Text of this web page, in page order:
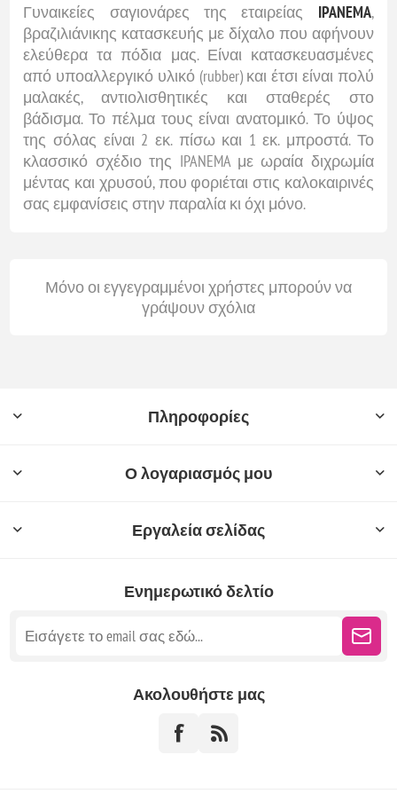
Γυναικείες σαγιονάρες της εταιρείας IPANEMA,
βραζιλιάνικης κατασκευής με δίχαλο που αφήνουν
ελεύθερα τα πόδια μας. Είναι κατασκευασμένες
από υποαλλεργικό υλικό (rubber) και έτσι είναι πολύ
μαλακές, αντιολισθητικές και σταθερές στο
βάδισμα. Το πέλμα τους είναι ανατομικό. Το ύψος
της σόλας είναι 2 εκ. πίσω και 1 εκ. μπροστά. Το
κλασσικό σχέδιο της IPANEMA με ωραία διχρωμία
μέντας και χρυσού, που φοριέται στις καλοκαιρινές
σας εμφανίσεις στην παραλία κι όχι μόνο.
Μόνο οι εγγεγραμμένοι χρήστες μπορούν να
γράψουν σχόλια
Πληροφορίες
Ο λογαριασμός μου
Εργαλεία σελίδας
Ενημερωτικό δελτίο
Ακολουθήστε μας